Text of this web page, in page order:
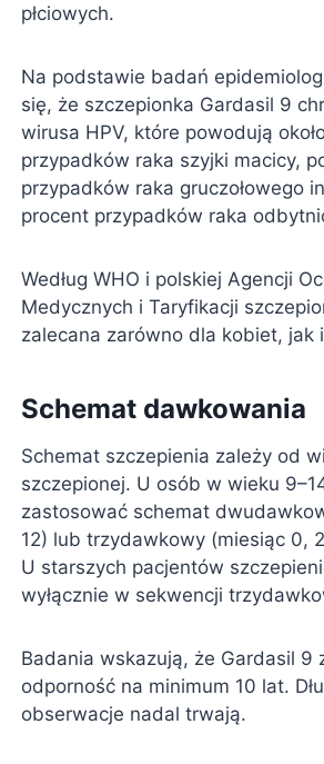
płciowych.
Na podstawie badań
się, że szczepionka Gardasil 9
wirusa HPV, które powodują
przypadków raka szyjki macicy,
przypadków raka gruczołowego
procent przypadków raka
Według WHO i polskiej Agencji
Medycznych i Taryfikacji
zalecana zarówno dla kobiet, jak
Schemat dawkowania
Schemat szczepienia zależy od
szczepionej. U osób w wieku
zastosować schemat
12) lub trzydawkowy (miesiąc 0,
U starszych pacjentów
wyłącznie w sekwencji
Badania wskazują, że Gardasil 9
odporność na minimum 10 lat.
obserwacje nadal trwają.